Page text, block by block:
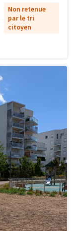
Non retenue
par le tri
citoyen